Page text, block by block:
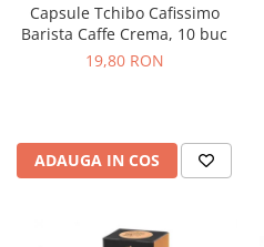
Capsule Tchibo Cafissimo
Barista Caffe Crema, 10 buc
19,80 RON
ADAUGA IN COS